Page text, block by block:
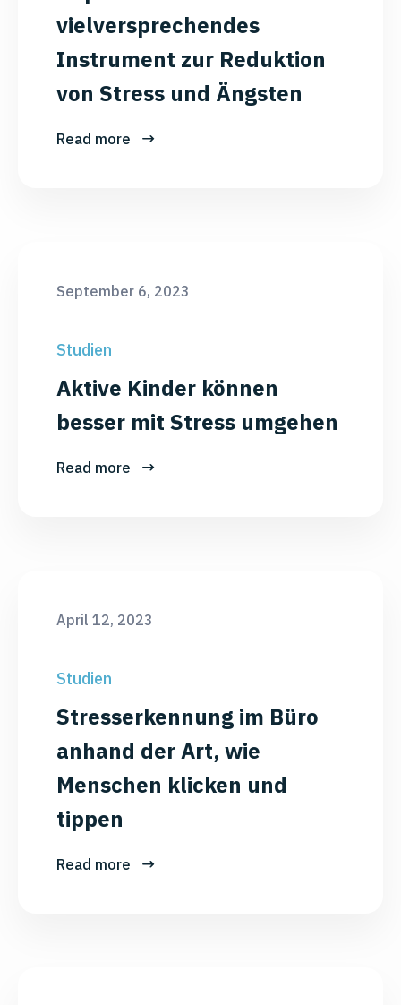
vielversprechendes
Instrument zur Reduktion
von Stress und Ängsten
Read more
September 6, 2023
Studien
Aktive Kinder können
besser mit Stress umgehen
Read more
April 12, 2023
Studien
Stresserkennung im Büro
anhand der Art, wie
Menschen klicken und
tippen
Read more